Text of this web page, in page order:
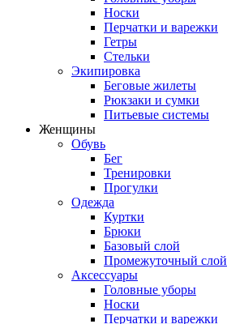
Носки
Перчатки и варежки
Гетры
Стельки
Экипировка
Беговые жилеты
Рюкзаки и сумки
Питьевые системы
Женщины
Обувь
Бег
Тренировки
Прогулки
Одежда
Куртки
Брюки
Базовый слой
Промежуточный слой
Аксессуары
Головные уборы
Носки
Перчатки и варежки